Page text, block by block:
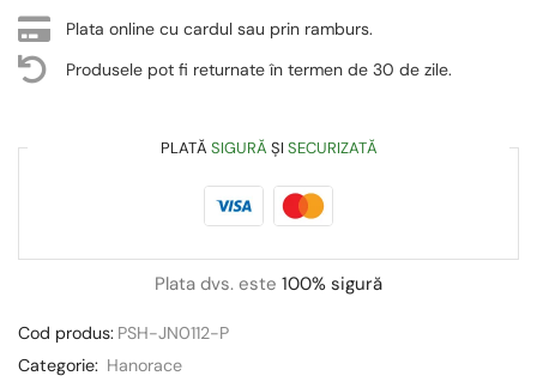
Plata online cu cardul sau prin ramburs.
Produsele pot fi returnate în termen de 30 de zile.
PLATĂ SIGURĂ ȘI SECURIZATĂ
Plata dvs. este 100% sigură
Cod produs: PSH-JN0112-P
Categorie: Hanorace